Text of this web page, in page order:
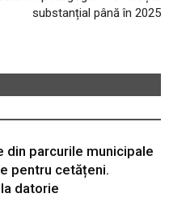
substanțial până în 2025
din parcurile municipale
pentru cetățeni.
datorie